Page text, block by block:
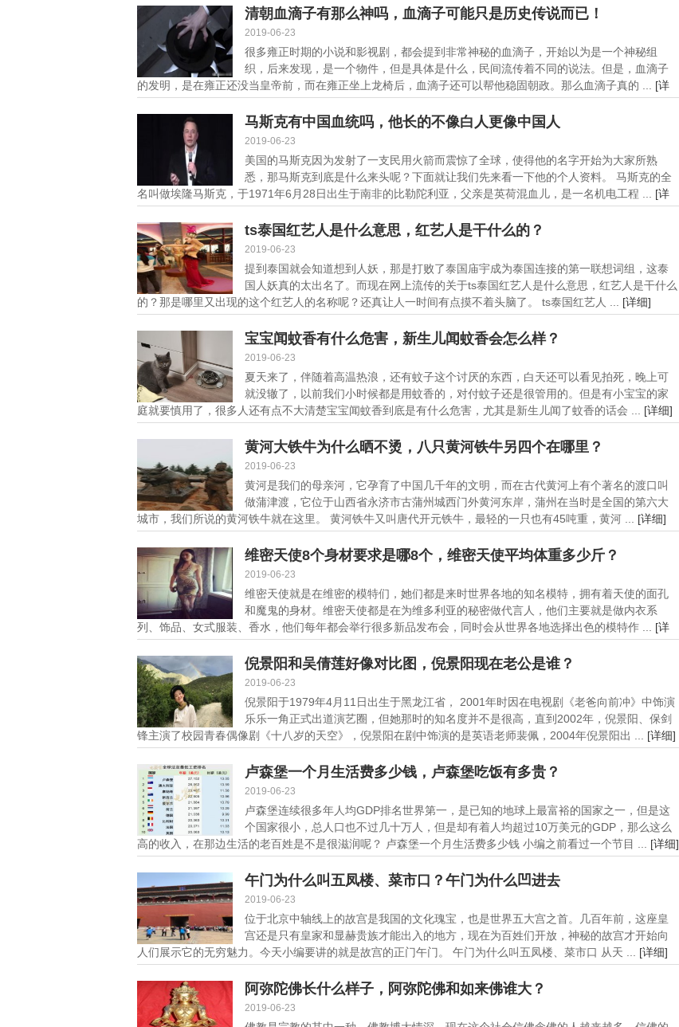
清朝血滴子有那么神吗，血滴子可能只是历史传说而已！
2019-06-23
很多雍正时期的小说和影视剧，都会提到非常神秘的血滴子，开始以为是一个神秘组
织，后来发现，是一个物件，但是具体是什么，民间流传着不同的说法。但是，血滴子
的发明，是在雍正还没当皇帝前，而在雍正坐上龙椅后，血滴子还可以帮他稳固朝政。那么血滴子真的 ... [详
细]
马斯克有中国血统吗，他长的不像白人更像中国人
2019-06-23
美国的马斯克因为发射了一支民用火箭而震惊了全球，使得他的名字开始为大家所熟
悉，那马斯克到底是什么来头呢？下面就让我们先来看一下他的个人资料。 马斯克的全
名叫做埃隆马斯克，于1971年6月28日出生于南非的比勒陀利亚，父亲是英荷混血儿，是一名机电工程 ... [详
细]
ts泰国红艺人是什么意思，红艺人是干什么的？
2019-06-23
提到泰国就会知道想到人妖，那是打败了泰国庙宇成为泰国连接的第一联想词组，这泰
国人妖真的太出名了。而现在网上流传的关于ts泰国红艺人是什么意思，红艺人是干什么
的？那是哪里又出现的这个红艺人的名称呢？还真让人一时间有点摸不着头脑了。 ts泰国红艺人 ... [详细]
宝宝闻蚊香有什么危害，新生儿闻蚊香会怎么样？
2019-06-23
夏天来了，伴随着高温热浪，还有蚊子这个讨厌的东西，白天还可以看见拍死，晚上可
就没辙了，以前我们小时候都是用蚊香的，对付蚊子还是很管用的。但是有小宝宝的家
庭就要慎用了，很多人还有点不大清楚宝宝闻蚊香到底是有什么危害，尤其是新生儿闻了蚊香的话会 ... [详细]
黄河大铁牛为什么晒不烫，八只黄河铁牛另四个在哪里？
2019-06-23
黄河是我们的母亲河，它孕育了中国几千年的文明，而在古代黄河上有个著名的渡口叫
做蒲津渡，它位于山西省永济市古蒲州城西门外黄河东岸，蒲州在当时是全国的第六大
城市，我们所说的黄河铁牛就在这里。 黄河铁牛又叫唐代开元铁牛，最轻的一只也有45吨重，黄河 ... [详细]
维密天使8个身材要求是哪8个，维密天使平均体重多少斤？
2019-06-23
维密天使就是在维密的模特们，她们都是来时世界各地的知名模特，拥有着天使的面孔
和魔鬼的身材。维密天使都是在为维多利亚的秘密做代言人，他们主要就是做内衣系
列、饰品、女式服装、香水，他们每年都会举行很多新品发布会，同时会从世界各地选择出色的模特作 ... [详
细]
倪景阳和吴倩莲好像对比图，倪景阳现在老公是谁？
2019-06-23
倪景阳于1979年4月11日出生于黑龙江省， 2001年时因在电视剧《老爸向前冲》中饰演
乐乐一角正式出道演艺圈，但她那时的知名度并不是很高，直到2002年，倪景阳、保剑
锋主演了校园青春偶像剧《十八岁的天空》，倪景阳在剧中饰演的是英语老师裴佩，2004年倪景阳出 ... [详细]
卢森堡一个月生活费多少钱，卢森堡吃饭有多贵？
2019-06-23
卢森堡连续很多年人均GDP排名世界第一，是已知的地球上最富裕的国家之一，但是这
个国家很小，总人口也不过几十万人，但是却有着人均超过10万美元的GDP，那么这么
高的收入，在那边生活的老百姓是不是很滋润呢？ 卢森堡一个月生活费多少钱 小编之前看过一个节目 ... [详细]
午门为什么叫五凤楼、菜市口？午门为什么凹进去
2019-06-23
位于北京中轴线上的故宫是我国的文化瑰宝，也是世界五大宫之首。几百年前，这座皇
宫还是只有皇家和显赫贵族才能出入的地方，现在为百姓们开放，神秘的故宫才开始向
人们展示它的无穷魅力。今天小编要讲的就是故宫的正门午门。 午门为什么叫五凤楼、菜市口 从天 ... [详细]
阿弥陀佛长什么样子，阿弥陀佛和如来佛谁大？
2019-06-23